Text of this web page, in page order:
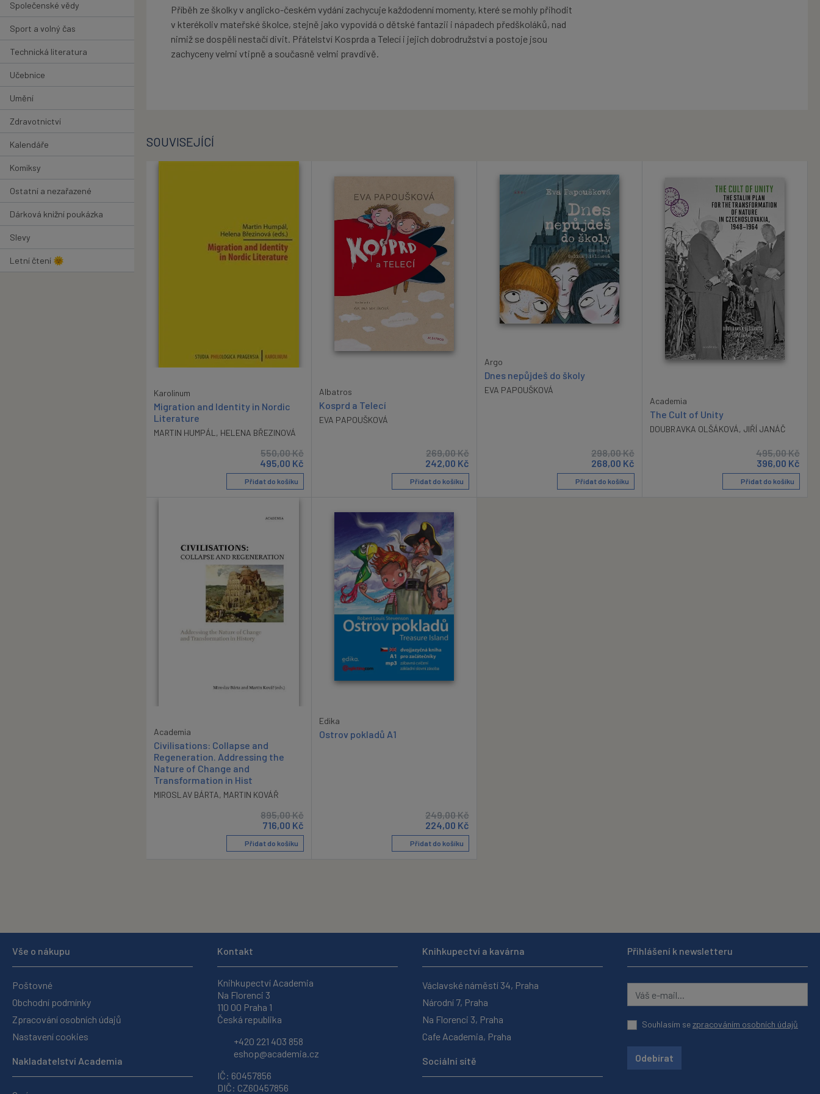
Společenské vědy
Sport a volný čas
Technická literatura
Učebnice
Umění
Zdravotnictví
Kalendáře
Komiksy
Ostatní a nezařazené
Dárková knižní poukázka
Slevy
Letní čtení 🌞
Příběh ze školky v anglicko-českém vydání zachycuje každodenní momenty, které se mohly přihodit
v kterékoliv mateřské školce, stejně jako vypovídá o dětské fantazii i nápadech předškoláků, nad
nimiž se dospělí nestačí divit. Přátelství Kosprda a Telecí i jejich dobrodružství a postoje jsou
zachyceny velmi vtipně a současně velmi pravdivě.
SOUVISEJÍCÍ
Karolinum
Migration and Identity in Nordic
Literature
MARTIN HUMPÁL , HELENA BŘEZINOVÁ
550,00Kč
495,00 Kč
Přidat do košíku
Albatros
Kosprd a Telecí
EVA PAPOUŠKOVÁ
269,00Kč
242,00 Kč
Přidat do košíku
Argo
Dnes nepůjdeš do školy
EVA PAPOUŠKOVÁ
298,00Kč
268,00 Kč
Přidat do košíku
Academia
The Cult of Unity
DOUBRAVKA OLŠÁKOVÁ, JIŘÍ JANÁČ
495,00Kč
396,00 Kč
Přidat do košíku
Academia
Civilisations: Collapse and
Regeneration. Addressing the
Nature of Change and
Transformation in Hist
MIROSLAV BÁRTA, MARTIN KOVÁŘ
895,00Kč
716,00 Kč
Přidat do košíku
Edika
Ostrov pokladů A1
249,00Kč
224,00 Kč
Přidat do košíku
Vše o nákupu
Poštovné
Obchodní podmínky
Zpracování osobních údajů
Nastavení cookies
Nakladatelství Academia
Kontakt
Knihkupectví Academia
Na Florenci 3
110 00 Praha 1
Česká republika
+420 221 403 858
eshop@academia.cz
IČ: 60457856
DIČ: CZ60457856
Knihkupectví a kavárna
Václavské náměstí 34, Praha
Národní 7, Praha
Na Florenci 3, Praha
Cafe Academia, Praha
Sociální sítě
Přihlášení k newsletteru
Souhlasím sezpracováním osobních údajů
Odebírat